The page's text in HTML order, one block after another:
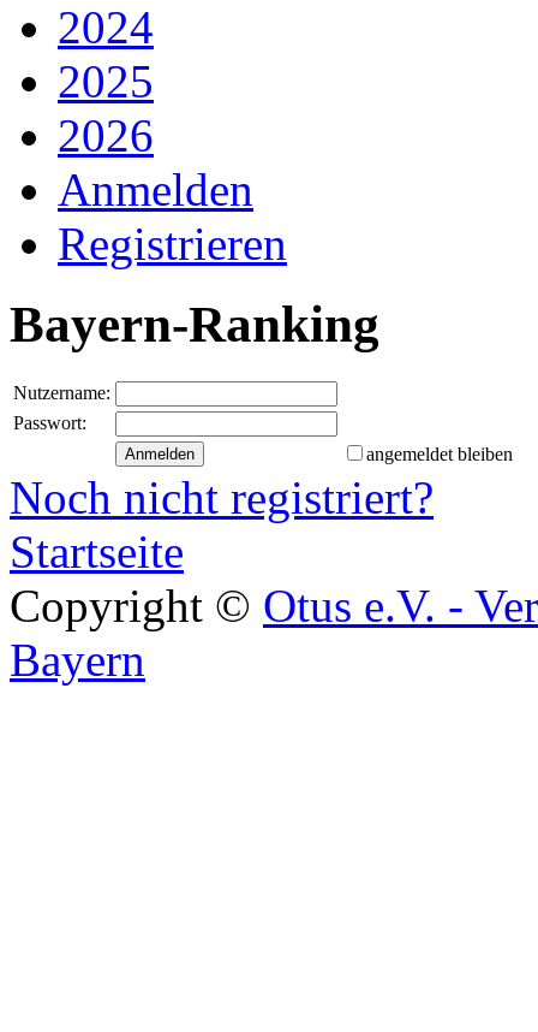
2024
2025
2026
Anmelden
Registrieren
Bayern-Ranking
Nutzername:
Passwort:
angemeldet bleiben
Noch nicht registriert?
Startseite
Copyright © Otus e.V. -
Bayern